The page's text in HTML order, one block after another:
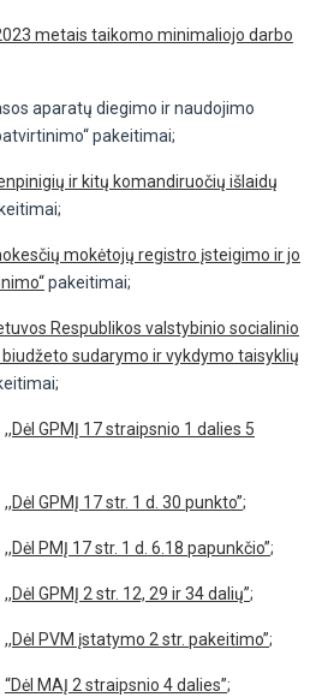
metais taikomo minimaliojo darbo
aparatų diegimo ir naudojimo
pakeitimai;
ir kitų komandiruočių išlaidų
mokėtojų registro įsteigimo ir jo
pakeitimai;
Respublikos valstybinio socialinio
sudarymo ir vykdymo taisyklių
,,Dėl GPMĮ 17 straipsnio 1 dalies 5
,,Dėl GPMĮ 17 str. 1 d. 30 punkto”;
,,Dėl PMĮ 17 str. 1 d. 6.18 papunkčio”;
,,Dėl GPMĮ 2 str. 12, 29 ir 34 dalių”;
,,Dėl PVM įstatymo 2 str. pakeitimo”;
“Dėl MAĮ 2 straipsnio 4 dalies”;